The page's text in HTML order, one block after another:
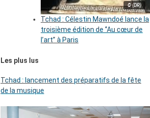
© (DR)
Tchad : Célestin Mawndoé lance la
troisième édition de ‘’Au cœur de
l’art’’ à Paris
Les plus lus
Tchad : lancement des préparatifs de la fête
de la musique